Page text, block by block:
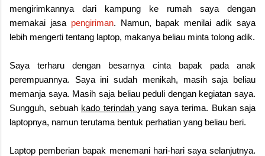
mengirimkannya dari kampung ke rumah saya dengan
memakai jasa pengiriman. Namun, bapak menilai adik saya
lebih mengerti tentang laptop, makanya beliau minta tolong adik.
Saya terharu dengan besarnya cinta bapak pada anak
perempuannya. Saya ini sudah menikah, masih saja beliau
memanja saya. Masih saja beliau peduli dengan kegiatan saya.
Sungguh, sebuah kado terindah yang saya terima. Bukan saja
laptopnya, namun terutama bentuk perhatian yang beliau beri.
Laptop pemberian bapak menemani hari-hari saya selanjutnya.